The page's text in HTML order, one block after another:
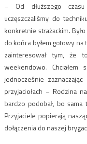
– Od dłuższego
uczęszczaliśmy do
konkretnie strażackim.
do końca byłem gotowy
zainteresował tym,
weekendowo.
jednocześnie
przyjaciołach – Rodzina
bardzo podobał, bo sama
Przyjaciele popierają
dołączenia do naszej